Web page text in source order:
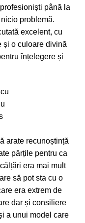
până la
problemă.
excelent, cu
și o culoare divină
înțelegere și
arate recunoștință
părțile pentru ca
era mai mult
să pot sta cu o
era extrem de
dar și consiliere
a unui model care